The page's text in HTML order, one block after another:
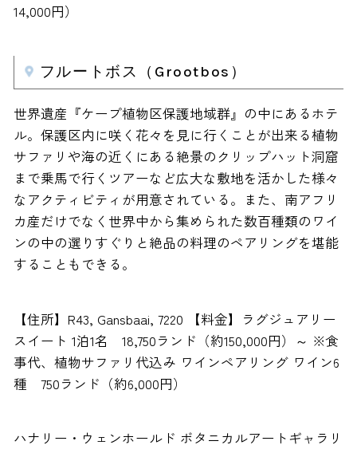
14,000円）
フルートボス（Grootbos）
世界遺産『ケープ植物区保護地域群』の中にあるホテ
ル。保護区内に咲く花々を見に行くことが出来る植物
サファリや海の近くにある絶景のクリップハット洞窟
まで乗馬で行くツアーなど広大な敷地を活かした様々
なアクティビティが用意されている。また、南アフリ
カ産だけでなく世界中から集められた数百種類のワイ
ンの中の選りすぐりと絶品の料理のペアリングを堪能
することもできる。
【住所】R43, Gansbaai, 7220 【料金】ラグジュアリー
スイート 1泊1名 18,750ランド（約150,000円）～ ※食
事代、植物サファリ代込み ワインペアリング ワイン6
種 750ランド（約6,000円）
ハナリー・ウェンホールド ボタニカルアートギャラリ